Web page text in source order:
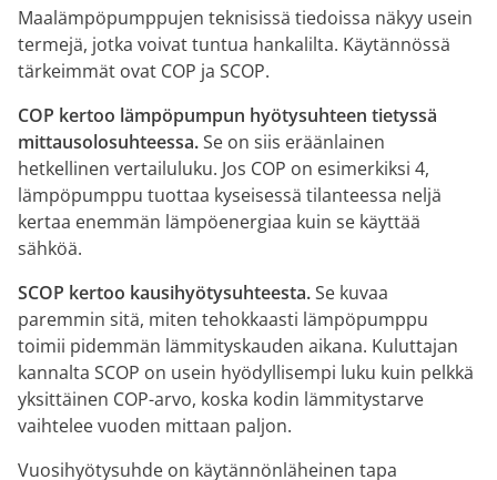
Maalämpöpumppujen teknisissä tiedoissa näkyy usein
termejä, jotka voivat tuntua hankalilta. Käytännössä
tärkeimmät ovat COP ja SCOP.
COP kertoo lämpöpumpun hyötysuhteen tietyssä
mittausolosuhteessa.Se on siis eräänlainen
hetkellinen vertailuluku. Jos COP on esimerkiksi 4,
lämpöpumppu tuottaa kyseisessä tilanteessa neljä
kertaa enemmän lämpöenergiaa kuin se käyttää
sähköä.
SCOP kertoo kausihyötysuhteesta.Se kuvaa
paremmin sitä, miten tehokkaasti lämpöpumppu
toimii pidemmän lämmityskauden aikana. Kuluttajan
kannalta SCOP on usein hyödyllisempi luku kuin pelkkä
yksittäinen COP-arvo, koska kodin lämmitystarve
vaihtelee vuoden mittaan paljon.
Vuosihyötysuhde on käytännönläheinen tapa